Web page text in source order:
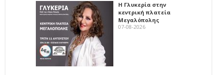
Η Γλυκερία στην
κεντρική πλατεία
Μεγαλόπολης
07-08-2026